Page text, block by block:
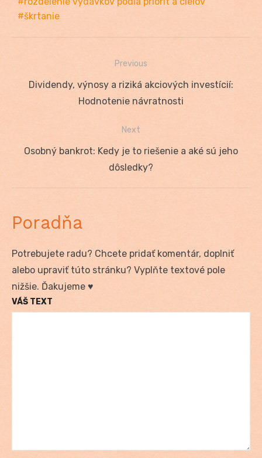
škrtanie
Navigácia
Previous
Previous
Dividendy, výnosy a riziká akciových investícií:
Hodnotenie návratnosti
Next
Next
Osobný bankrot: Kedy je to riešenie a aké sú jeho
dôsledky?
Poradňa
Potrebujete radu? Chcete pridať komentár, doplniť
alebo upraviť túto stránku? Vyplňte textové pole
nižšie. Ďakujeme ♥
VÁŠ TEXT